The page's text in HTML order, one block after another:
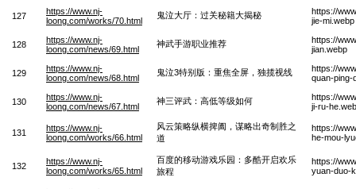
127
https://www.nj-
loong.com/works/70.html
鬼泣大厅：过关秘籍大揭秘
https://
jie-mi.webp
128
https://www.nj-
loong.com/news/69.html
神武手游职业推荐
https://
jian.webp
129
https://www.nj-
loong.com/news/68.html
鬼泣3特别版：重焦全屏，独揽视线
https://
quan-ping-
130
https://www.nj-
loong.com/news/67.html
神三评武：高低等级如何
https://
ji-ru-
131
https://www.nj-
loong.com/works/66.html
风云策略纵横捭阖，谋略出奇制胜之
道
https://
he-mou-
132
https://www.nj-
loong.com/works/65.html
百度的移动游戏乐园：多酷开启欢乐
旅程
https://
yuan-duo-